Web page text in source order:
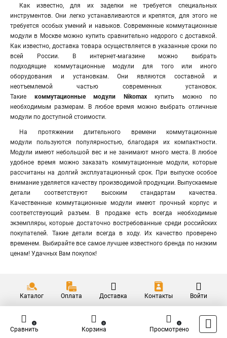
Как известно, для их заделки не требуется специальных
инструментов. Они легко устанавливаются и крепятся, для этого не
требуется особых умений и навыков. Современные коммутационные
модули в Москве можно купить сравнительно недорого с доставкой.
Как известно, доставка товара осуществляется в указанные сроки по
всей России. В интернет-магазине можно выбрать
подходящие коммутационные модули для того или иного
оборудования и установкам. Они являются составной и
неотъемлемой частью современных установок.
Такие коммутационные модули Nikomaxкупить можно по
необходимым размерам. В любое время можно выбрать отличные
модули по доступной стоимости.
На протяжении длительного времени коммутационные
модули пользуются популярностью, благодаря их компактности.
Модули имеют небольшой вес и не занимают много места. В любое
удобное время можно заказать коммутационные модули, которые
рассчитаны на долгий эксплуатационный срок. При выпуске особое
внимание уделяется качеству производимой продукции. Выпускаемые
детали соответствуют высоким стандартам качества.
Качественные коммутационные модули имеют прочный корпус и
соответствующий разъем. В продаже есть всегда необходимые
экземпляры, которые достаточно востребованные среди российских
покупателей. Такие детали всегда в ходу. Их качество проверено
временем. Выбирайте все самое лучшее известного бренда по низким
ценам! Удачных Вам покупок!
Каталог Оплата Доставка Контакты Войти
Сравнить
0
Корзина
0
Просмотрено
0